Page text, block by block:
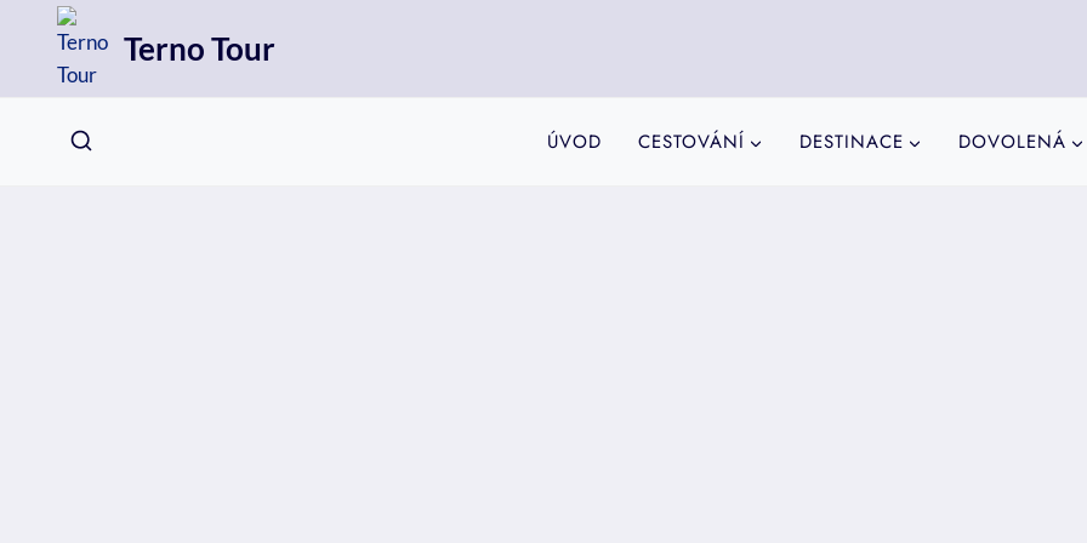
Přeskočit
Terno Tour
ÚVOD CESTOVÁNÍ DESTINACE DOVOLENÁ